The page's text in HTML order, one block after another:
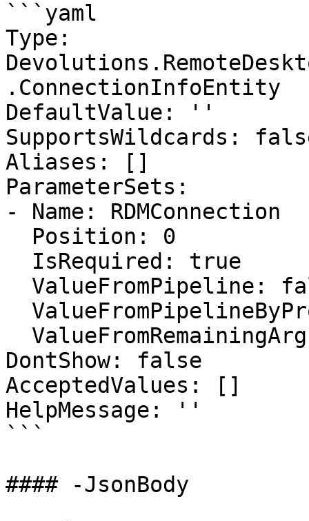
```yaml
Type:
.ConnectionInfoEntity
DefaultValue: ''
SupportsWildcards:
Aliases: []
ParameterSets:
- Name: RDMConnection
DontShow: false
AcceptedValues: []
HelpMessage: ''
```
#### -JsonBody